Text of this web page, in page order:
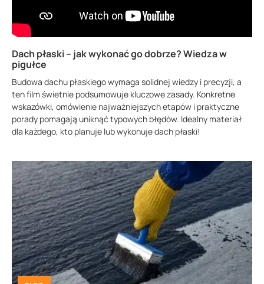
Dach płaski – jak wykonać go dobrze? Wiedza w
pigułce
Budowa dachu płaskiego wymaga solidnej wiedzy i precyzji, a
ten film świetnie podsumowuje kluczowe zasady. Konkretne
wskazówki, omówienie najważniejszych etapów i praktyczne
porady pomagają uniknąć typowych błędów. Idealny materiał
dla każdego, kto planuje lub wykonuje dach płaski!